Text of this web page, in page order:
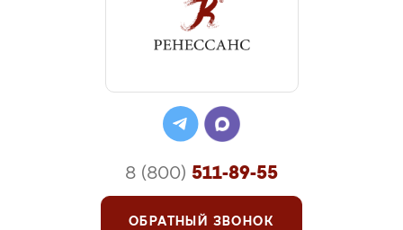
8 (800) 511-89-55
ОБРАТНЫЙ ЗВОНОК